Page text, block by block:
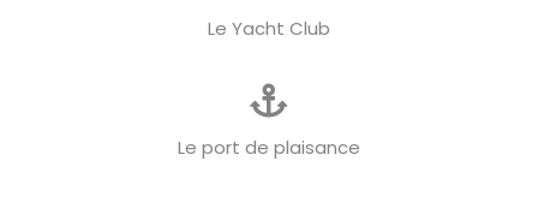
Le Yacht Club
Le port de plaisance